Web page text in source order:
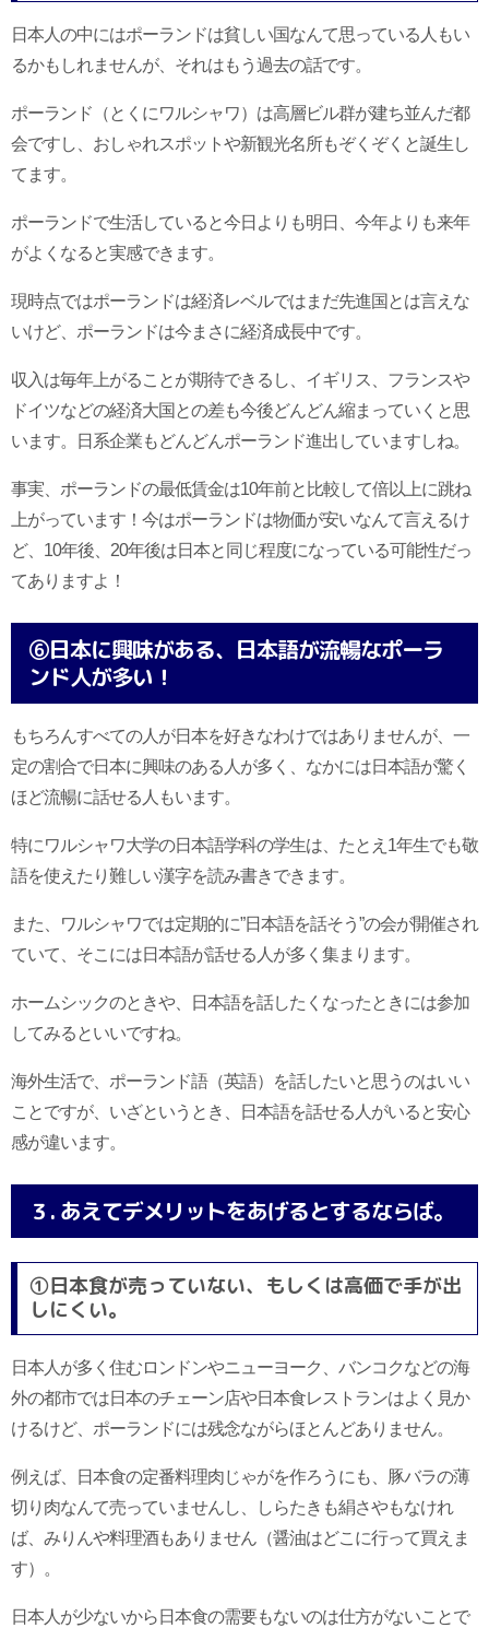
日本人の中にはポーランドは貧しい国なんて思っている人もい
るかもしれませんが、それはもう過去の話です。
ポーランド（とくにワルシャワ）は高層ビル群が建ち並んだ都
会ですし、おしゃれスポットや新観光名所もぞくぞくと誕生し
てます。
ポーランドで生活していると今日よりも明日、今年よりも来年
がよくなると実感できます。
現時点ではポーランドは経済レベルではまだ先進国とは言えな
いけど、ポーランドは今まさに経済成長中です。
収入は毎年上がることが期待できるし、イギリス、フランスや
ドイツなどの経済大国との差も今後どんどん縮まっていくと思
います。日系企業もどんどんポーランド進出していますしね。
事実、ポーランドの最低賃金は10年前と比較して倍以上に跳ね
上がっています！今はポーランドは物価が安いなんて言えるけ
ど、10年後、20年後は日本と同じ程度になっている可能性だっ
てありますよ！
⑥日本に興味がある、日本語が流暢なポーラ
ンド人が多い！
もちろんすべての人が日本を好きなわけではありませんが、一
定の割合で日本に興味のある人が多く、なかには日本語が驚く
ほど流暢に話せる人もいます。
特にワルシャワ大学の日本語学科の学生は、たとえ1年生でも敬
語を使えたり難しい漢字を読み書きできます。
また、ワルシャワでは定期的に”日本語を話そう”の会が開催され
ていて、そこには日本語が話せる人が多く集まります。
ホームシックのときや、日本語を話したくなったときには参加
してみるといいですね。
海外生活で、ポーランド語（英語）を話したいと思うのはいい
ことですが、いざというとき、日本語を話せる人がいると安心
感が違います。
３. あえてデメリットをあげるとするならば。
①日本食が売っていない、もしくは高価で手が出
しにくい。
日本人が多く住むロンドンやニューヨーク、バンコクなどの海
外の都市では日本のチェーン店や日本食レストランはよく見か
けるけど、ポーランドには残念ながらほとんどありません。
例えば、日本食の定番料理肉じゃがを作ろうにも、豚バラの薄
切り肉なんて売っていませんし、しらたきも絹さやもなけれ
ば、みりんや料理酒もありません（醤油はどこに行って買えま
す）。
日本人が少ないから日本食の需要もないのは仕方がないことで